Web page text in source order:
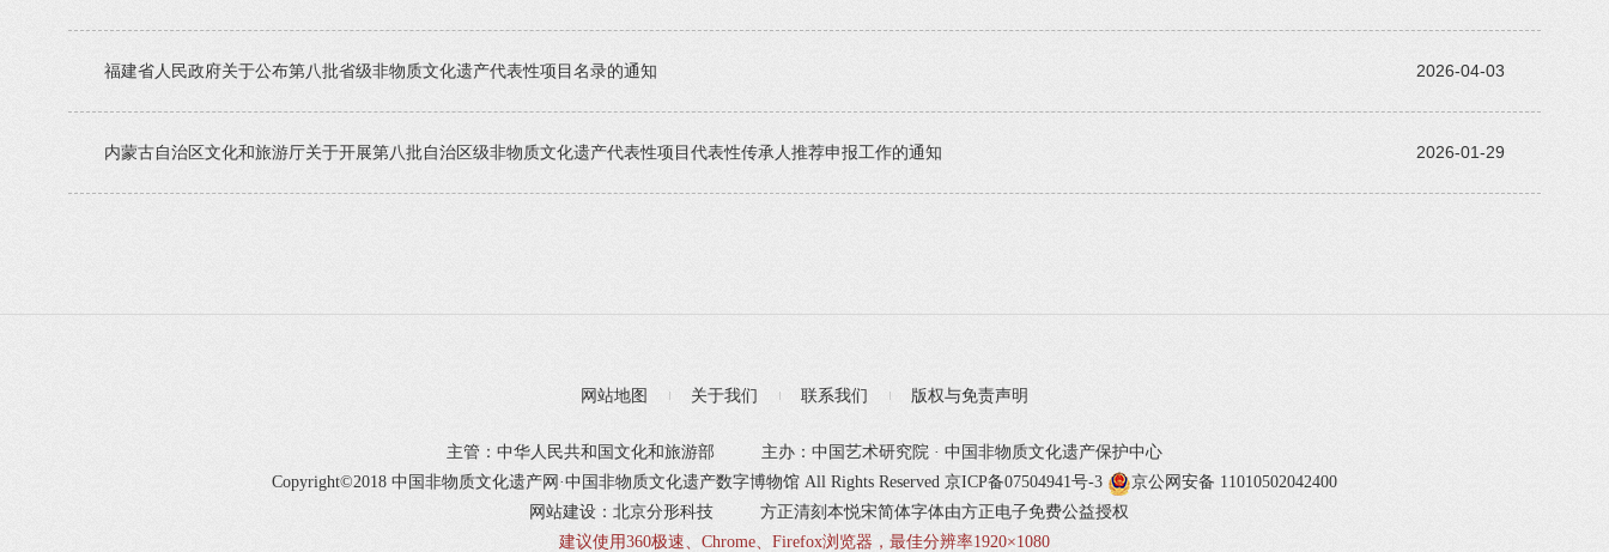
2026-04-03
福建省人民政府关于公布第八批省级非物质文化遗产代表性项目名录的通知
2026-01-29
内蒙古自治区文化和旅游厅关于开展第八批自治区级非物质文化遗产代表性项目代表性传承人推荐申报工作的通知
网站地图 关于我们 联系我们 版权与免责声明
主管：中华人民共和国文化和旅游部
主办：中国艺术研究院 · 中国非物质文化遗产保护中心
Copyright©2018 中国非物质文化遗产网·中国非物质文化遗产数字博物馆 All Rights Reserved 京ICP备07504941号-3
京公网安备 11010502042400
网站建设：北京分形科技
方正清刻本悦宋简体字体由方正电子免费公益授权
建议使用360极速、Chrome、Firefox浏览器，最佳分辨率1920×1080